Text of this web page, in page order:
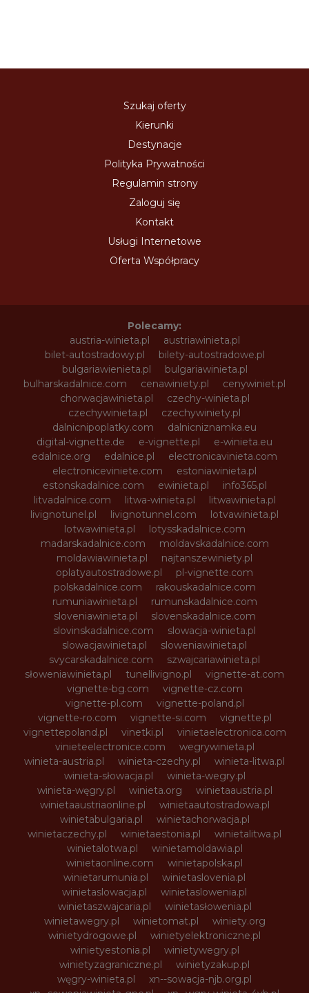
Szukaj oferty
Kierunki
Destynacje
Polityka Prywatności
Regulamin strony
Zaloguj się
Kontakt
Usługi Internetowe
Oferta Współpracy
Polecamy:
austria-winieta.pl
austriawinieta.pl
bilet-autostradowy.pl
bilety-autostradowe.pl
bulgariawienieta.pl
bulgariawinieta.pl
bulharskadalnice.com
cenawiniety.pl
cenywiniet.pl
chorwacjawinieta.pl
czechy-winieta.pl
czechywinieta.pl
czechywiniety.pl
dalnicnipoplatky.com
dalnicniznamka.eu
digital-vignette.de
e-vignette.pl
e-winieta.eu
edalnice.org
edalnice.pl
electronicavinieta.com
electroniceviniete.com
estoniawinieta.pl
estonskadalnice.com
ewinieta.pl
info365.pl
litvadalnice.com
litwa-winieta.pl
litwawinieta.pl
livignotunel.pl
livignotunnel.com
lotvawinieta.pl
lotwawinieta.pl
lotysskadalnice.com
madarskadalnice.com
moldavskadalnice.com
moldawiawinieta.pl
najtanszewiniety.pl
oplatyautostradowe.pl
pl-vignette.com
polskadalnice.com
rakouskadalnice.com
rumuniawinieta.pl
rumunskadalnice.com
sloveniawinieta.pl
slovenskadalnice.com
slovinskadalnice.com
slowacja-winieta.pl
slowacjawinieta.pl
sloweniawinieta.pl
svycarskadalnice.com
szwajcariawinieta.pl
słoweniawinieta.pl
tunellivigno.pl
vignette-at.com
vignette-bg.com
vignette-cz.com
vignette-pl.com
vignette-poland.pl
vignette-ro.com
vignette-si.com
vignette.pl
vignettepoland.pl
vinetki.pl
vinietaelectronica.com
vinieteelectronice.com
wegrywinieta.pl
winieta-austria.pl
winieta-czechy.pl
winieta-litwa.pl
winieta-słowacja.pl
winieta-wegry.pl
winieta-węgry.pl
winieta.org
winietaaustria.pl
winietaaustriaonline.pl
winietaautostradowa.pl
winietabulgaria.pl
winietachorwacja.pl
winietaczechy.pl
winietaestonia.pl
winietalitwa.pl
winietalotwa.pl
winietamoldawia.pl
winietaonline.com
winietapolska.pl
winietarumunia.pl
winietaslovenia.pl
winietaslowacja.pl
winietaslowenia.pl
winietaszwajcaria.pl
winietasłowenia.pl
winietawegry.pl
winietomat.pl
winiety.org
winietydrogowe.pl
winietyelektroniczne.pl
winietyestonia.pl
winietywegry.pl
winietyzagraniczne.pl
winietyzakup.pl
węgry-winieta.pl
xn--sowacja-njb.org.pl